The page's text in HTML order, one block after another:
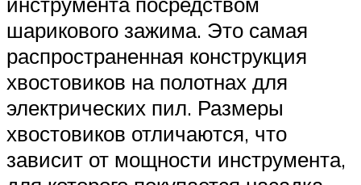
шарикового зажима. Это самая
распространенная конструкция
хвостовиков на полотнах для
электрических пил. Размеры
хвостовиков отличаются, что
зависит от мощности инструмента,